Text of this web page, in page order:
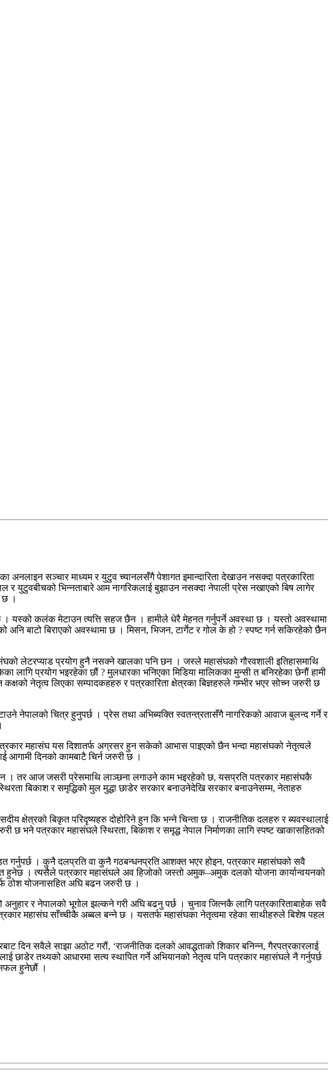
सञ्चार माध्यम र युटुव च्यानलसँगै पेशागत इमान्दारिता देखाउन नसक्दा पत्रकारिता
युटुवबीचको भिन्नताबारे आम नागरिकलाई बुझाउन नसक्दा नेपाली प्रेस नखाएको बिष लागेर
छ ।
। यस्को कलंक मेटाउन त्यत्ति सहज छैन । हामीले धेरै मेहनत गर्नुपर्ने अवस्था छ । यस्तो अवस्थामा
बाटो बिराएको अवस्थामा छ । मिसन, भिजन, टार्गेट र गोल के हो ? स्पष्ट गर्न सकिरहेको छैन
लेटरप्याड प्रयोग हुनै नसक्ने खालका पनि छन । जस्ले महासंघको गौरवशाली इतिहासमाथि
लागि प्रयोग भइरहेका छौं ? मुलधारका भनिएका मिडिया मालिकका मुन्सी त बनिरहेका छेनौं हामी
नेतृत्व लिएका सम्पादकहहरु र पत्रकारिता क्षेत्रका बिज्ञहरुले गम्भीर भएर सोच्न जरुरी छ
नेपालको चित्र हुनुपर्छ । प्रेस तथा अभिब्यक्ति स्वतन्त्रतासँगै नागरिकको आवाज बुलन्द गर्ने र
महासंघ यस दिशातर्फ अग्रसर हुन सकेको आभास पाइएको छैन भन्दा महासंघको नेतृत्वले
दिनको कामबाटै चिर्न जरुरी छ ।
छैन । तर आज जसरी प्रेसमाथि लाञ्छना लगाउने काम भइरहेको छ, यसप्रति पत्रकार महासंघकै
बिकाश र समृद्धिको मुल मुद्धा छाडेर सरकार बनाउनेदेखि सरकार बनाउनेसम्म, नेताहरु
क्षेत्रको बिकृत परिदृष्यहरु दोहोरिने हुन कि भन्ने चिन्ता छ । राजनीतिक दलहरु र ब्यवस्थालाई
छ भने पत्रकार महासंघले स्थिरता, बिकाश र समृद्ध नेपाल निर्माणका लागि स्पष्ट खाकासहितको
गर्नुपर्छ । कुनै दलप्रति वा कुनै गठबन्धनप्रति आशक्त भएर होइन, पत्रकार महासंघको सवै
हुनेछ । त्यसैले पत्रकार महासंघले अव हिजोको जस्तो अमुक–अमुक दलको योजना कार्यान्वयनको
ठोश योजनासहित अघि बढन जरुरी छ ।
र नेपालको भूगोल झल्कने गरी अघि बढनु पर्छ । चुनाव जित्नकै लागि पत्रकारिताबाहेक सवै
महासंघ साँच्चीकै अब्बल बन्ने छ । यसतर्फ महासंघका नेतृत्वमा रहेका साथीहरुले बिशेष पहल
दिन सवैले साझा अठोट गरौं, ‘राजनीतिक दलको आवद्धताको शिकार बनिन्न, गैरपत्रकारलाई
छाडेर तथ्यको आधारमा सत्य स्थापित गर्ने अभियानको नेतृत्व पनि पत्रकार महासंघले नै गर्नुपर्छ
सफल हुनेछौं ।